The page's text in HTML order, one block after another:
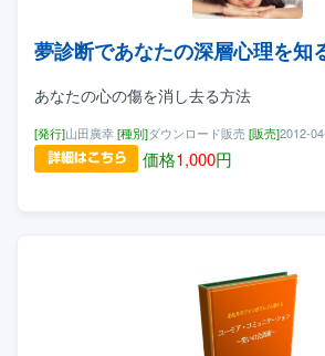
夢診断であなたの深層心理を知
あなたの心の傷を消し去る方法
[発行]山田廣幸[種別]ダウンロード販売[販売]2012-
価格1,000円